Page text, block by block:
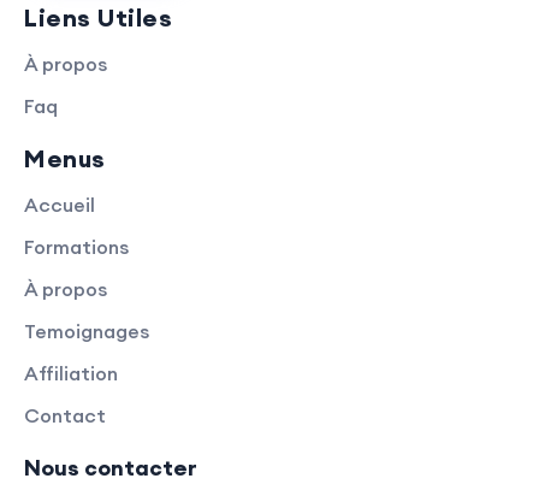
Liens Utiles
À propos
Faq
Menus
Accueil
Formations
À propos
Temoignages
Affiliation
Contact
Nous contacter